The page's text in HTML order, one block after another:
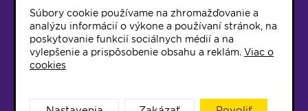
LUMEN KLUB PRIHLÁŠKA
© 2017 Rádio Lumen, Všetky práva vyhradené
Súbory cookie používame na zhromažďovanie a
analýzu informácií o výkone a používaní stránok, na
poskytovanie funkcií sociálnych médií a na
vylepšenie a prispôsobenie obsahu a reklám. Viac o
cookies